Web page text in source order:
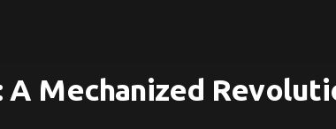
A Mechanized